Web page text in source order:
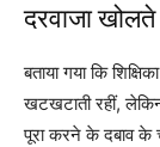
दरवाजा खोलते
बताया गया कि
खटखटाती रहीं,
पूरा करने के दबाव